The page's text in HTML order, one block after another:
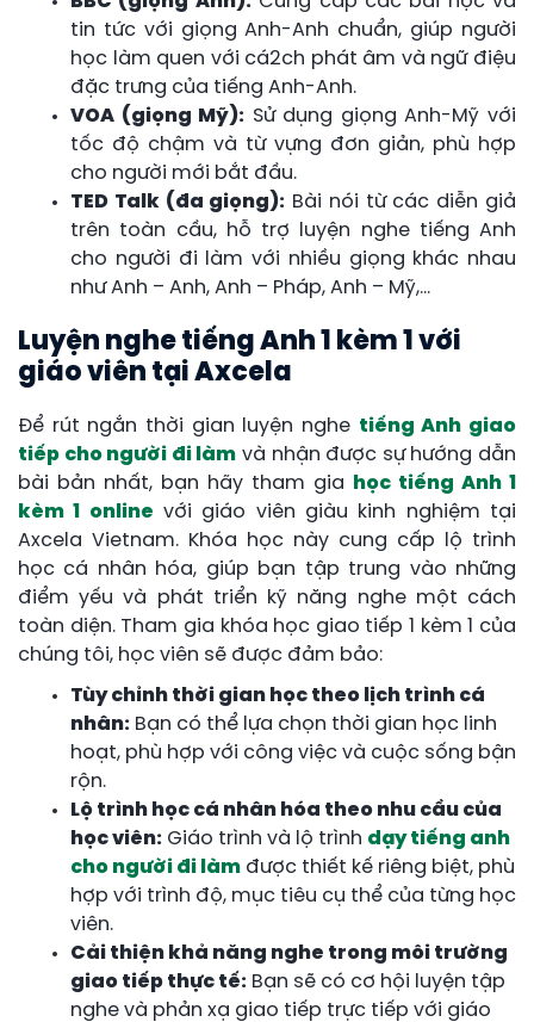
tin tức với giọng Anh-Anh chuẩn, giúp người
học làm quen với cá2ch phát âm và ngữ điệu
đặc trưng của tiếng Anh-Anh.
VOA (giọng Mỹ): Sử dụng giọng Anh-Mỹ với
tốc độ chậm và từ vựng đơn giản, phù hợp
cho người mới bắt đầu.
TED Talk (đa giọng): Bài nói từ các diễn giả
trên toàn cầu, hỗ trợ luyện nghe tiếng Anh
cho người đi làm với nhiều giọng khác nhau
như Anh – Anh, Anh – Pháp, Anh – Mỹ,…
Luyện nghe tiếng Anh 1 kèm 1 với
giáo viên tại Axcela
Để rút ngắn thời gian luyện nghe tiếng Anh giao
tiếp cho người đi làm và nhận được sự hướng dẫn
bài bản nhất, bạn hãy tham gia
học tiếng Anh 1
kèm 1 online với giáo viên giàu kinh nghiệm tại
Axcela Vietnam. Khóa học này cung cấp lộ trình
học cá nhân hóa, giúp bạn tập trung vào những
điểm yếu và phát triển kỹ năng nghe một cách
toàn diện. Tham gia khóa học giao tiếp 1 kèm 1 của
chúng tôi, học viên sẽ được đảm bảo:
Tùy chỉnh thời gian học theo lịch trình cá
nhân: Bạn có thể lựa chọn thời gian học linh
hoạt, phù hợp với công việc và cuộc sống bận
rộn.
Lộ trình học cá nhân hóa theo nhu cầu của
học viên: Giáo trình và lộ trình dạy tiếng anh
cho người đi làm được thiết kế riêng biệt, phù
hợp với trình độ, mục tiêu cụ thể của từng học
viên.
Cải thiện khả năng nghe trong môi trường
giao tiếp thực tế: Bạn sẽ có cơ hội luyện tập
nghe và phản xạ giao tiếp trực tiếp với giáo